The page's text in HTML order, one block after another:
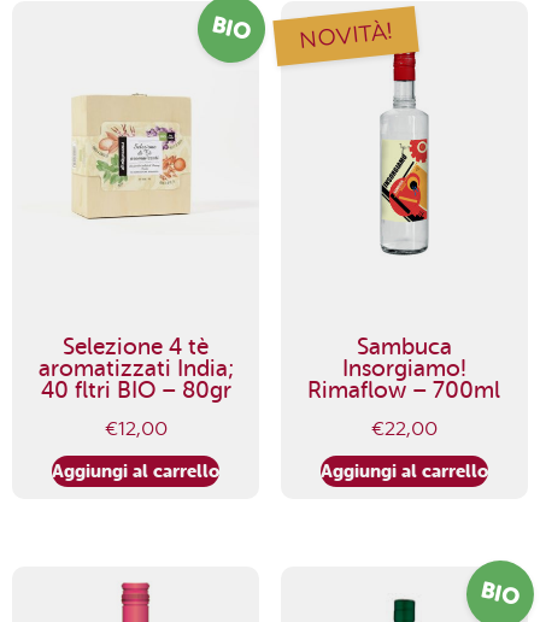
BIO
Selezione 4 tè
aromatizzati India;
40 fltri BIO – 80gr
€12,00
Aggiungi al carrello
NOVITÀ!
Sambuca
Insorgiamo!
Rimaflow – 700ml
€22,00
Aggiungi al carrello
BIO